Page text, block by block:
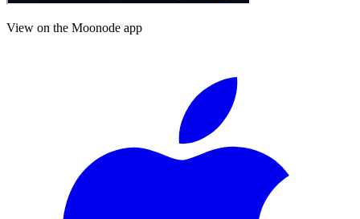
View on the Moonode app